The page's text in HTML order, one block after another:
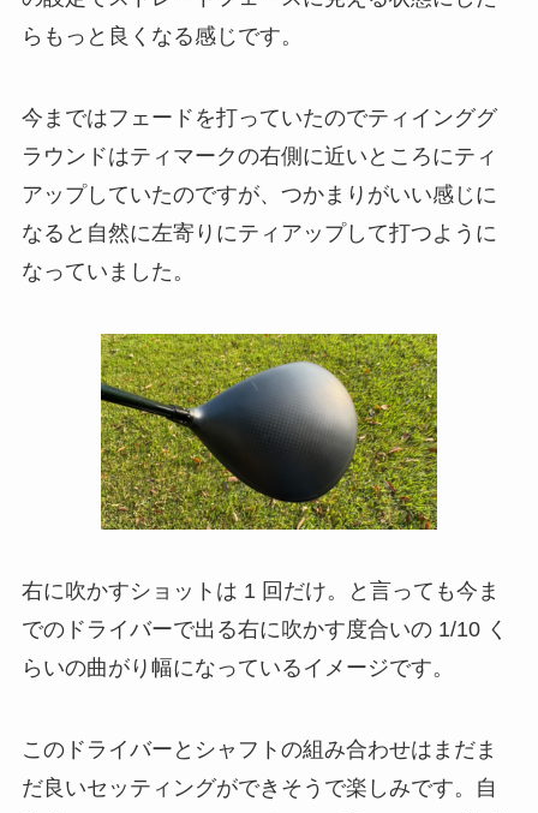
らもっと良くなる感じです。
今まではフェードを打っていたのでティインググ
ラウンドはティマークの右側に近いところにティ
アップしていたのですが、つかまりがいい感じに
なると自然に左寄りにティアップして打つように
なっていました。
右に吹かすショットは 1 回だけ。と言っても今ま
でのドライバーで出る右に吹かす度合いの 1/10 く
らいの曲がり幅になっているイメージです。
このドライバーとシャフトの組み合わせはまだま
だ良いセッティングができそうで楽しみです。自